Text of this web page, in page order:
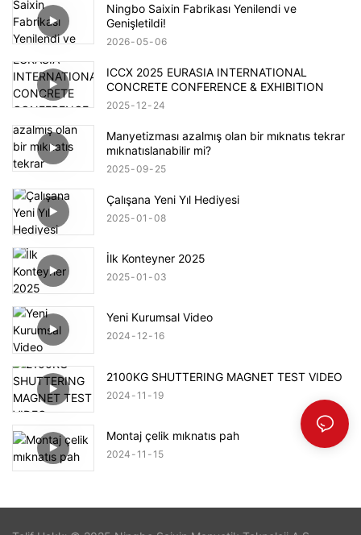
Ningbo Saixin Fabrikası Yenilendi ve
Genişletildi!
2026 05 06
ICCX 2025 EURASIA INTERNATIONAL
CONCRETE CONFERENCE & EXHIBITION
2025 12 24
Manyetizması azalmış olan bir mıknatıs tekrar
mıknatıslanabilir mi?
2025 09 25
Çalışana Yeni Yıl Hediyesi
2025 01 08
İlk Konteyner 2025
2025 01 03
Yeni Kurumsal Video
2024 12 16
2100KG SHUTTERING MAGNET TEST VIDEO
2024 11 19
Montaj çelik mıknatıs pah
2024 11 15